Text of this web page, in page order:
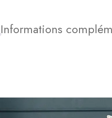
Informations